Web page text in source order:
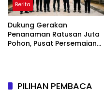
Berita
Dukung Gerakan
Penanaman Ratusan Juta
Pohon, Pusat Persemaian
PILIHAN PEMBACA